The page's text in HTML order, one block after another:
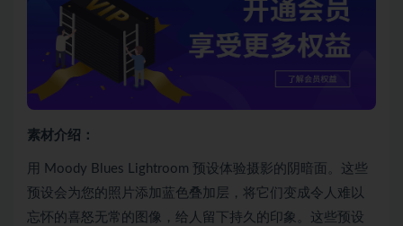
素材介绍：
用 Moody Blues Lightroom 预设体验摄影的阴暗面。这些
预设会为您的照片添加蓝色叠加层，将它们变成令人难以
忘怀的喜怒无常的图像，给人留下持久的印象。这些预设